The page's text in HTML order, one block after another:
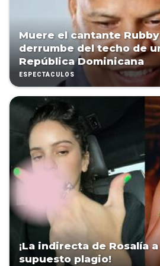
Muere el cantante
derrumbe del techo de
República Dominicana
ESPECTÁCULOS
¡La indirecta de Rosalía
supuesto plagio!